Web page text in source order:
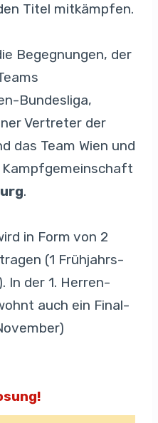
Titel mitkämpfen.
Begegnungen, der
Bundesliga,
Vertreter der
das Team Wien und
Kampfgemeinschaft
.
in Form von 2
(1 Frühjahrs-
In der 1. Herren-
auch ein Final-